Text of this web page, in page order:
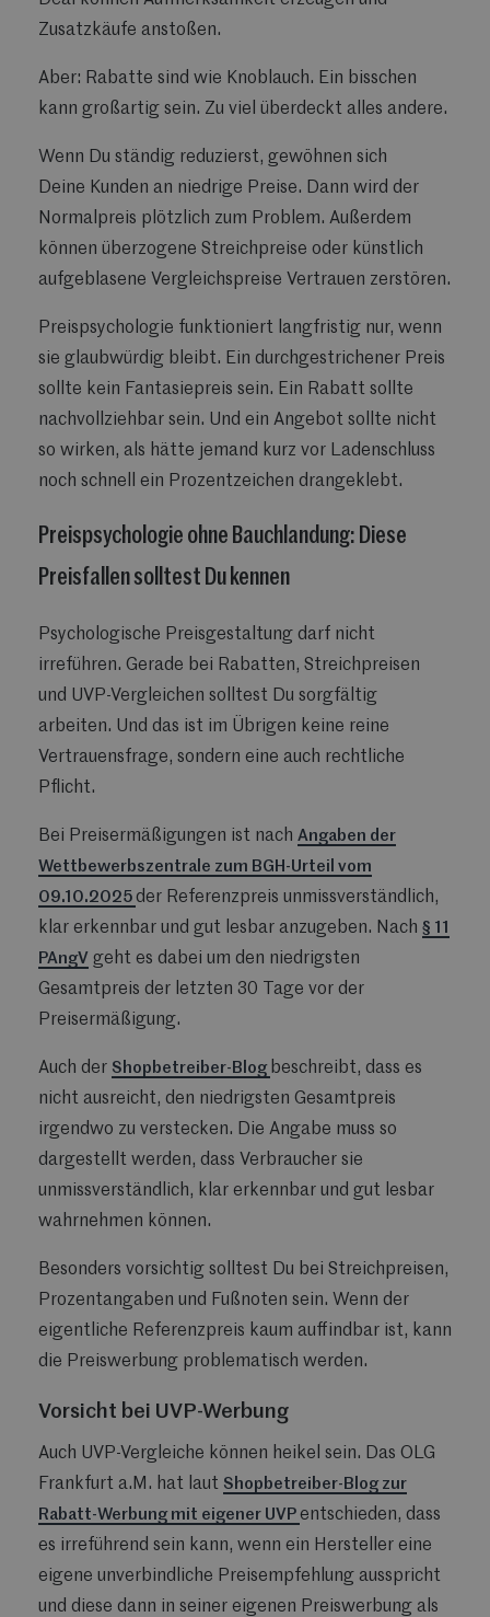
Zusatzkäufe anstoßen.
Aber: Rabatte sind wie Knoblauch. Ein bisschen
kann großartig sein. Zu viel überdeckt alles andere.
Wenn Du ständig reduzierst, gewöhnen sich
Deine Kunden an niedrige Preise. Dann wird der
Normalpreis plötzlich zum Problem. Außerdem
können überzogene Streichpreise oder künstlich
aufgeblasene Vergleichspreise Vertrauen zerstören.
Preispsychologie funktioniert langfristig nur, wenn
sie glaubwürdig bleibt. Ein durchgestrichener Preis
sollte kein Fantasiepreis sein. Ein Rabatt sollte
nachvollziehbar sein. Und ein Angebot sollte nicht
so wirken, als hätte jemand kurz vor Ladenschluss
noch schnell ein Prozentzeichen drangeklebt.
Preispsychologie ohne Bauchlandung: Diese
Preisfallen solltest Du kennen
Psychologische Preisgestaltung darf nicht
irreführen. Gerade bei Rabatten, Streichpreisen
und UVP-Vergleichen solltest Du sorgfältig
arbeiten. Und das ist im Übrigen keine reine
Vertrauensfrage, sondern eine auch rechtliche
Pflicht.
Bei Preisermäßigungen ist nach Angaben der
Wettbewerbszentrale zum BGH-Urteil vom
09.10.2025 der Referenzpreis unmissverständlich,
klar erkennbar und gut lesbar anzugeben. Nach § 11
PAngV geht es dabei um den niedrigsten
Gesamtpreis der letzten 30 Tage vor der
Preisermäßigung.
Auch der Shopbetreiber-Blog beschreibt, dass es
nicht ausreicht, den niedrigsten Gesamtpreis
irgendwo zu verstecken. Die Angabe muss so
dargestellt werden, dass Verbraucher sie
unmissverständlich, klar erkennbar und gut lesbar
wahrnehmen können.
Besonders vorsichtig solltest Du bei Streichpreisen,
Prozentangaben und Fußnoten sein. Wenn der
eigentliche Referenzpreis kaum auffindbar ist, kann
die Preiswerbung problematisch werden.
Vorsicht bei UVP-Werbung
Auch UVP-Vergleiche können heikel sein. Das OLG
Frankfurt a.M. hat laut Shopbetreiber-Blog zur
Rabatt-Werbung mit eigener UVP entschieden, dass
es irreführend sein kann, wenn ein Hersteller eine
eigene unverbindliche Preisempfehlung ausspricht
und diese dann in seiner eigenen Preiswerbung als